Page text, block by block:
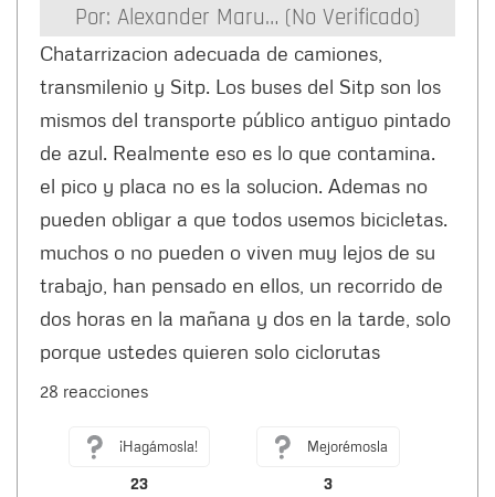
Por: Alexander Maru… (no Verificado)
Chatarrizacion adecuada de camiones,
transmilenio y Sitp. Los buses del Sitp son los
mismos del transporte público antiguo pintado
de azul. Realmente eso es lo que contamina.
el pico y placa no es la solucion. Ademas no
pueden obligar a que todos usemos bicicletas.
muchos o no pueden o viven muy lejos de su
trabajo, han pensado en ellos, un recorrido de
dos horas en la mañana y dos en la tarde, solo
porque ustedes quieren solo ciclorutas
28 reacciones
¡Hagámosla!
23
Mejorémosla
3